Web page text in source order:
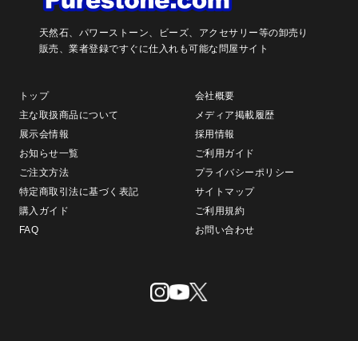
天然石、パワーストーン、ビーズ、アクセサリー等の卸売り
販売、業者登録ですぐに仕入れも可能な問屋サイト
トップ
会社概要
主な取扱商品について
メディア掲載履歴
展示会情報
採用情報
お知らせ一覧
ご利用ガイド
ご注文方法
プライバシーポリシー
特定商取引法に基づく表記
サイトマップ
購入ガイド
ご利用規約
FAQ
お問い合わせ